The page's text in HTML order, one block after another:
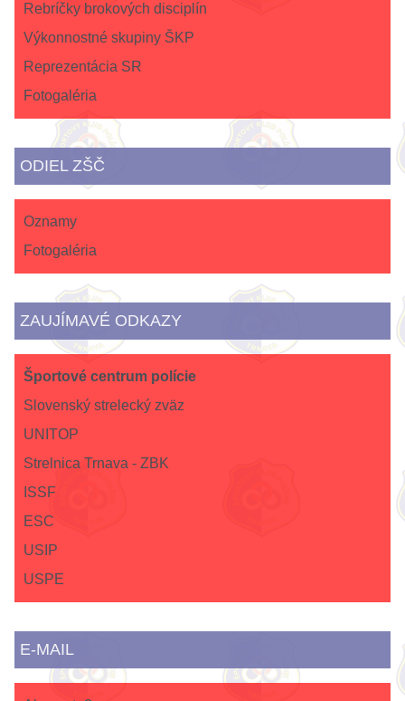
Rebríčky brokových disciplín
Výkonnostné skupiny ŠKP
Reprezentácia SR
Fotogaléria
ODIEL ZŠČ
Oznamy
Fotogaléria
ZAUJÍMAVÉ ODKAZY
Športové centrum polície
Slovenský strelecký zväz
UNITOP
Strelnica Trnava - ZBK
ISSF
ESC
USIP
USPE
E-MAIL